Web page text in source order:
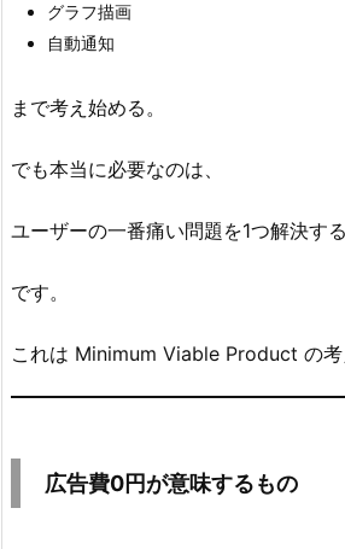
作
ら
い
開
期
2
月
て
グラフ描画
自動通知
まで考え始める。
でも本当に必要なのは、
ユーザーの一番痛い問題を1つ解決す
です。
これは Minimum Viable Product の考
広告費0円が意味するもの